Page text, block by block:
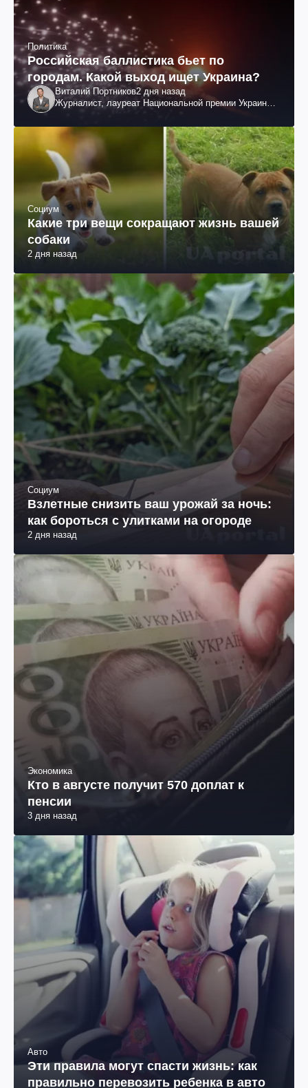
Политика
Российская баллистика бьет по
городам. Какой выход ищет Украина?
Виталий Портников2 дня назад
Журналист, лауреат Национальной премии Украины
Социум
Какие три вещи сокращают жизнь вашей
собаки
2 дня назад
Социум
Взлетные снизить ваш урожай за ночь:
как бороться с улитками на огороде
2 дня назад
Экономика
Кто в августе получит 570 доплат к
пенсии
3 дня назад
Авто
Эти правила могут спасти жизнь: как
правильно перевозить ребенка в авто